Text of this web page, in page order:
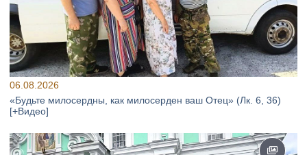
06.08.2026
«Будьте милосердны, как милосерден ваш Отец» (Лк. 6, 36)
[+Видео]